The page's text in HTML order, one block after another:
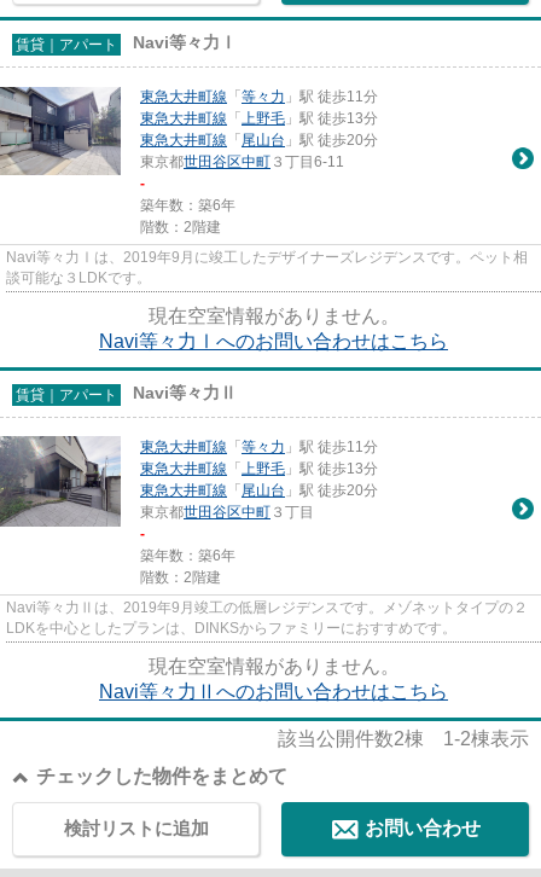
賃貸｜アパート Navi等々力Ⅰ
東急大井町線 「 等々力 」駅 徒歩11分
東急大井町線 「 上野毛 」駅 徒歩13分
東急大井町線 「 尾山台 」駅 徒歩20分
東京都世田谷区中町 ３丁目6-11
-
築年数：築6年
階数：2階建
Navi等々力Ⅰは、2019年9月に竣工したデザイナーズレジデンスです。ペット相
談可能な３LDKです。
現在空室情報がありません。
Navi等々力Ⅰへのお問い合わせはこちら
賃貸｜アパート Navi等々力Ⅱ
東急大井町線 「 等々力 」駅 徒歩11分
東急大井町線 「 上野毛 」駅 徒歩13分
東急大井町線 「 尾山台 」駅 徒歩20分
東京都世田谷区中町 ３丁目
-
築年数：築6年
階数：2階建
Navi等々力Ⅱは、2019年9月竣工の低層レジデンスです。メゾネットタイプの２
LDKを中心としたプランは、DINKSからファミリーにおすすめです。
現在空室情報がありません。
Navi等々力Ⅱへのお問い合わせはこちら
該当公開件数2棟 1-2棟表示
チェックした物件をまとめて
お問い合わせ
検討リストに追加